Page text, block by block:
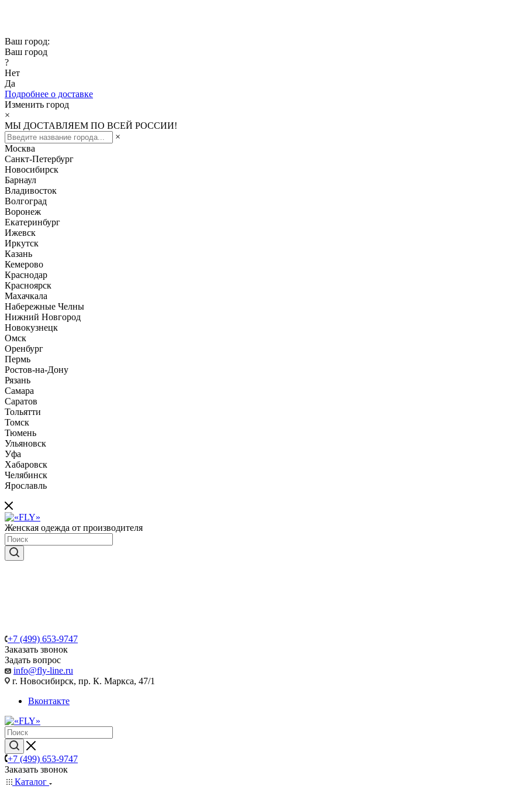
Ваш город:
Ваш город
?
Нет
Да
Подробнее о доставке
Изменить город
×
МЫ ДОСТАВЛЯЕМ ПО ВСЕЙ РОССИИ!
×
Москва
Санкт-Петербург
Новосибирск
Барнаул
Владивосток
Волгоград
Воронеж
Екатеринбург
Ижевск
Иркутск
Казань
Кемерово
Краснодар
Красноярск
Махачкала
Набережные Челны
Нижний Новгород
Новокузнецк
Омск
Оренбург
Пермь
Ростов-на-Дону
Рязань
Самара
Саратов
Тольятти
Томск
Тюмень
Ульяновск
Уфа
Хабаровск
Челябинск
Ярославль
Женская одежда от производителя
+7 (499) 653-9747
Заказать звонок
Задать вопрос
info@fly-line.ru
г. Новосибирск, пр. К. Маркса, 47/1
Вконтакте
+7 (499) 653-9747
Заказать звонок
Каталог